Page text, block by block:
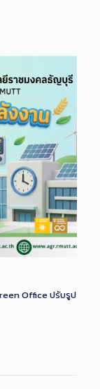
Office ปรับรูป